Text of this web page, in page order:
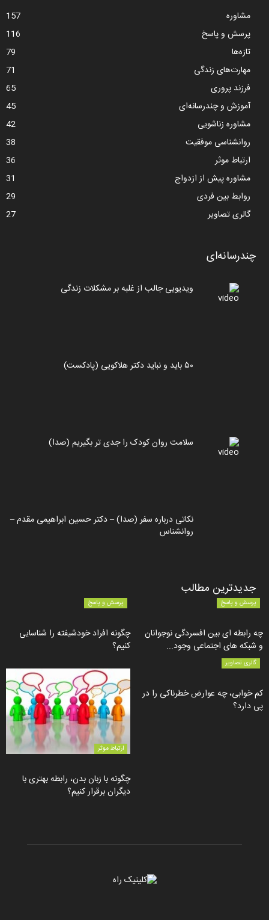
مشاوره
157
پرسش و پاسخ
116
تازه‌ها
79
مهارت‌های زندگی
71
فرزند پروری
65
آموزش و چندرسانه‌ای
45
مشاوره زناشویی
42
روانشناسی موفقیت
38
ارتباط موثر
36
مشاوره پیش از ازدواج
31
روابط بین فردی
29
گالری تصاویر
27
چندرسانه‌ای
ویدیویی جالب از غلبه بر مشکلات زندگی
۵۰ باید و نباید دکتر هلاکویی (پادکست)
سلامت روان کودک را جدی تر بگیریم (صدا)
نکاتی درباره سفر (صدا) – دکتر حسین ابراهیمی مقدم –
روانشناس
جدیدترین مطالب
پرسش و پاسخ
چگونه افراد خودشیفته را شناسایی
کنیم؟
پرسش و پاسخ
چه رابطه ای بین افسردگی نوجوانان
و شبکه های اجتماعی وجود...
ارتباط موثر
چگونه با زبان بدن، رابطه بهتری با
دیگران برقرار کنیم؟
گالری تصاویر
کم خوابی، چه عوارض خطرناکی را در
پی دارد؟